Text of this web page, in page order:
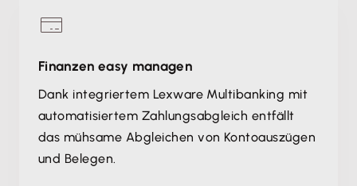
Finanzen easy managen
Dank integriertem Lexware Multibanking mit
automatisiertem Zahlungsabgleich entfällt
das mühsame Abgleichen von Kontoauszügen
und Belegen.